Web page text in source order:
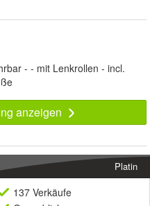
- - mit Lenkrollen - incl.
anzeigen
Platin
137 Verkäufe